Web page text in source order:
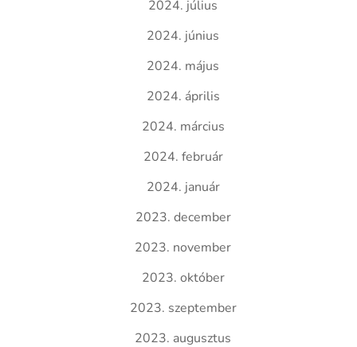
2024. július
2024. június
2024. május
2024. április
2024. március
2024. február
2024. január
2023. december
2023. november
2023. október
2023. szeptember
2023. augusztus